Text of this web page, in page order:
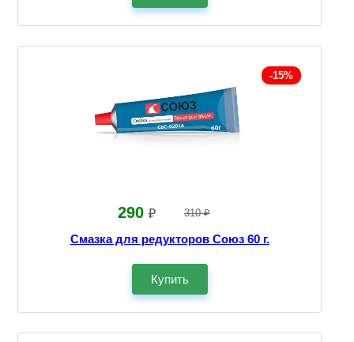
-15%
290 ₽ 310 ₽
Смазка для редукторов Союз 60 г.
Купить